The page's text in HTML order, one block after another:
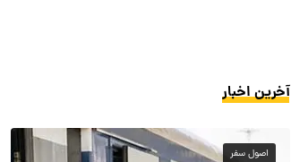
آخرین اخبار
اصول سفر